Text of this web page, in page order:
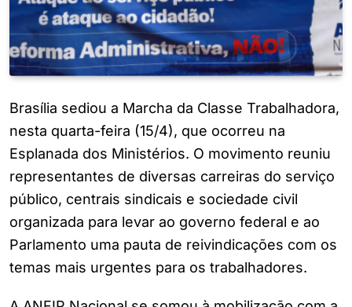
Brasília sediou a Marcha da Classe Trabalhadora,
nesta quarta-feira (15/4), que ocorreu na
Esplanada dos Ministérios. O movimento reuniu
representantes de diversas carreiras do serviço
público, centrais sindicais e sociedade civil
organizada para levar ao governo federal e ao
Parlamento uma pauta de reivindicações com os
temas mais urgentes para os trabalhadores.